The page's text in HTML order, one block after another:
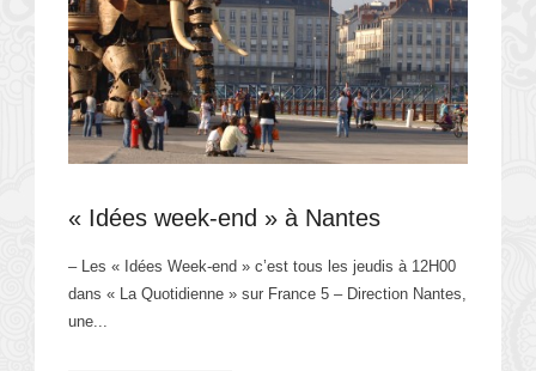
« Idées week-end » à Nantes
– Les « Idées Week-end » c’est tous les jeudis à 12H00
dans « La Quotidienne » sur France 5 – Direction Nantes,
une...